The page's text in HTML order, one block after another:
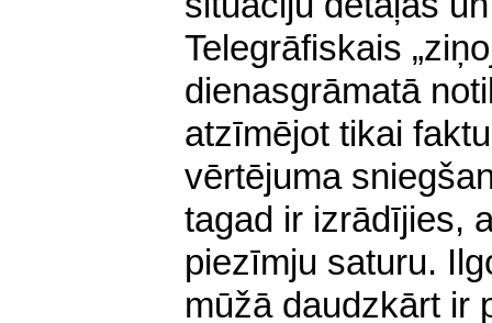
Telegrāfiskais
dienasgrāmatā
atzīmējot tikai
vērtējuma
tagad ir izrādījies,
piezīmju saturu.
mūžā daudzkārt ir